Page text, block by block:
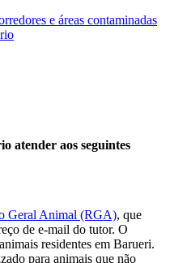
e áreas contaminadas
atender aos seguintes
Geral Animal (RGA), que
de e-mail do tutor. O
residentes em Barueri.
para animais que não